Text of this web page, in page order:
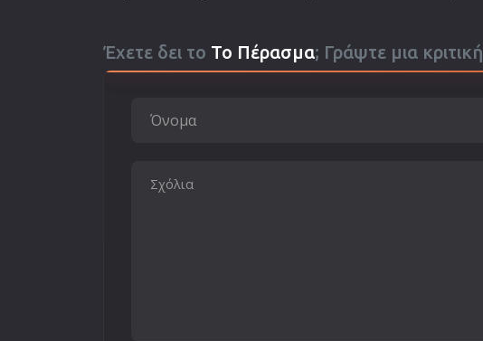
Έχετε δει το Το Πέρασμα; Γράψτε μια κριτική